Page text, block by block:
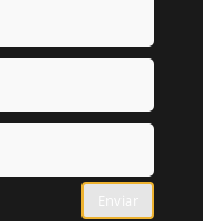
Enviar